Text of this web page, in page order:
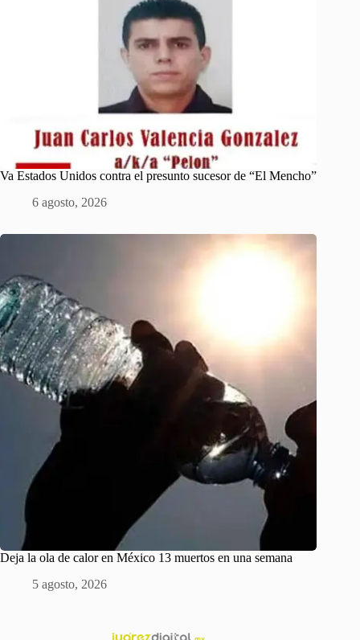
Va Estados Unidos contra el presunto sucesor de “El Mencho”
6 agosto, 2026
Deja la ola de calor en México 13 muertos en una semana
5 agosto, 2026